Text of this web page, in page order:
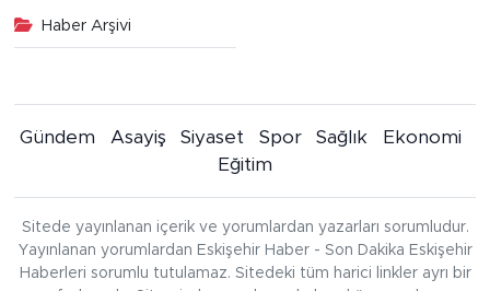
Haber Arşivi
Gündem Asayiş Siyaset Spor Sağlık
Ekonomi
Eğitim
Sitede yayınlanan içerik ve yorumlardan yazarları sorumludur.
Yayınlanan yorumlardan Eskişehir Haber - Son Dakika Eskişehir
Haberleri sorumlu tutulamaz. Sitedeki tüm harici linkler ayrı bir